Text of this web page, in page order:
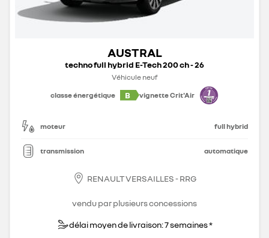
AUSTRAL
techno full hybrid E-Tech 200 ch - 26
Véhicule neuf
classe énergétique
B vignette Crit'Air
moteur full hybrid
transmission automatique
RENAULT VERSAILLES - RRG
vendu par plusieurs concessions
délai moyen de livraison: 7 semaines *